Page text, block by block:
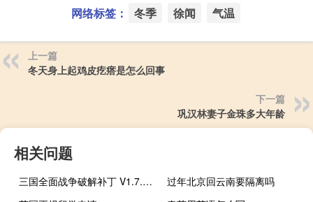
网络标签： 冬季 徐闻 气温
上一篇
冬天身上起鸡皮疙瘩是怎么回事
下一篇
巩汉林妻子金珠多大年龄
相关问题
三国全面战争破解补丁 V1.7.0 CODEX版（三国全面战争破解补丁 V1.7.0 CODEX版功能简介）
过年北京回云南要隔离吗